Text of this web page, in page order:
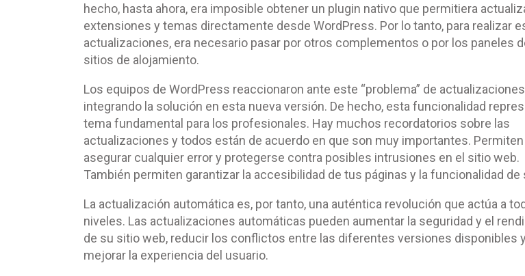
hecho, hasta ahora, era imposible obtener un plugin nativo que permitiera
extensiones y temas directamente desde WordPress. Por lo tanto, para realizar
actualizaciones, era necesario pasar por otros complementos o por los paneles
sitios de alojamiento.
Los equipos de WordPress reaccionaron ante este “problema” de actualizaciones
integrando la solución en esta nueva versión. De hecho, esta funcionalidad
tema fundamental para los profesionales. Hay muchos recordatorios sobre las
actualizaciones y todos están de acuerdo en que son muy importantes. Permiten
asegurar cualquier error y protegerse contra posibles intrusiones en el sitio web.
También permiten garantizar la accesibilidad de tus páginas y la funcionalidad de
La actualización automática es, por tanto, una auténtica revolución que actúa a
niveles. Las actualizaciones automáticas pueden aumentar la seguridad y el
de su sitio web, reducir los conflictos entre las diferentes versiones disponibles y
mejorar la experiencia del usuario.